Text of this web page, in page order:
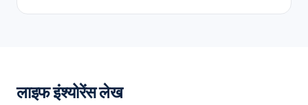
लाइफ इंश्योरेंस लेख